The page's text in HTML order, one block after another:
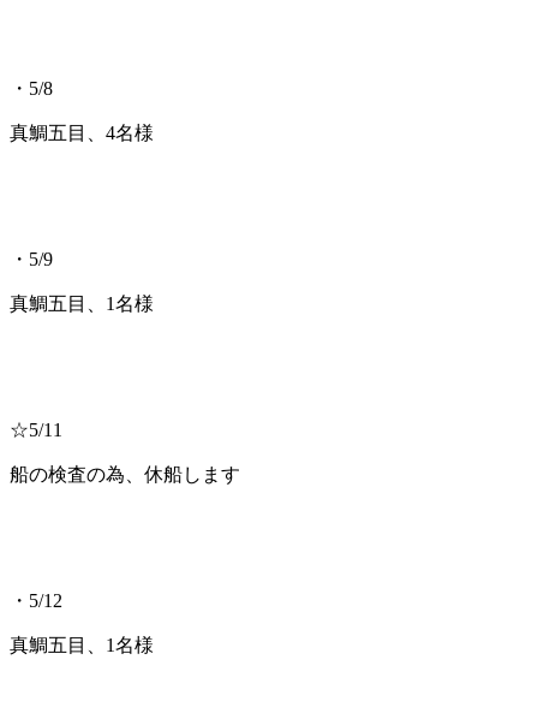
・5/8
真鯛五目、4名様
・5/9
真鯛五目、1名様
☆5/11
船の検査の為、休船します
・5/12
真鯛五目、1名様